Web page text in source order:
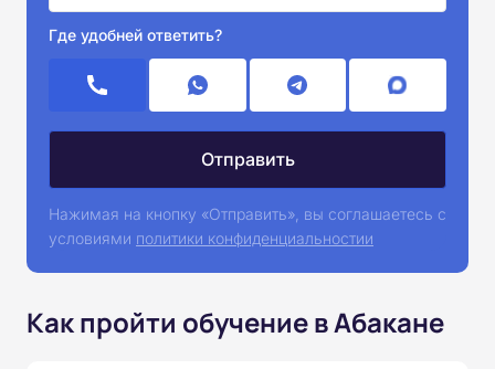
Где удобней ответить?
Нажимая на кнопку «Отправить», вы соглашаетесь с
условиями политики конфиденциальностии
Как пройти обучение в Абакане